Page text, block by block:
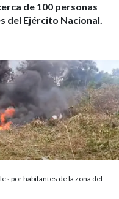
de 100 personas
del Ejército Nacional.
por habitantes de la zona del